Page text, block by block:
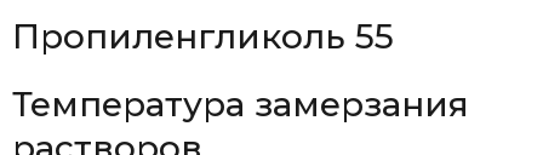
Пропиленгликоль 55
Температура замерзания